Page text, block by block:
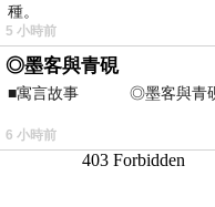
種。
5 小時前
◎墨客與青硯
■寓言故事 ◎墨客與青
⊕潘文
的墨客，在京城的古玩肆裡
6 小時前